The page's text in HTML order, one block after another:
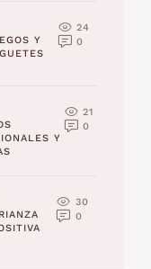
Y
24
0
Y
21
0
30
0